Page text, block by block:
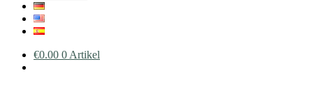
€0.00 0 Artikel